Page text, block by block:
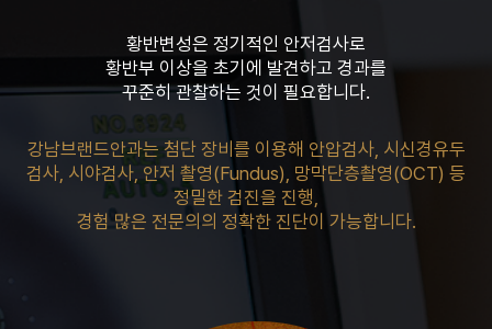
황반변성은 정기적인 안저검사로
황반부 이상을 초기에 발견하고 경과를
꾸준히 관찰하는 것이 필요합니다.
강남브랜드안과는 첨단 장비를 이용해 안압검사, 시신경유두
검사, 시야검사, 안저 촬영(Fundus), 망막단층촬영(OCT) 등
정밀한 검진을 진행,
경험 많은 전문의의 정확한 진단이 가능합니다.